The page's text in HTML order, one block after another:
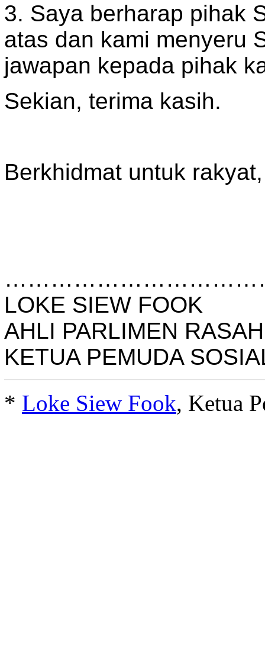
3. Saya berharap pihak
atas dan kami menyeru
jawapan kepada pihak
Sekian, terima kasih.
Berkhidmat untuk rakyat,
LOKE SIEW FOOK
AHLI PARLIMEN RASAH
KETUA PEMUDA
* Loke Siew Fook, Ketua